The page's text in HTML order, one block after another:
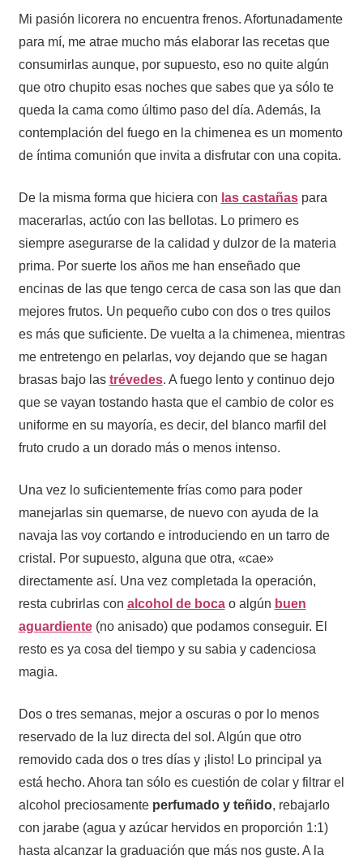
Mi pasión licorera no encuentra frenos. Afortunadamente
para mí, me atrae mucho más elaborar las recetas que
consumirlas aunque, por supuesto, eso no quite algún
que otro chupito esas noches que sabes que ya sólo te
queda la cama como último paso del día. Además, la
contemplación del fuego en la chimenea es un momento
de íntima comunión que invita a disfrutar con una copita.
De la misma forma que hiciera con las castañaspara
macerarlas, actúo con las bellotas. Lo primero es
siempre asegurarse de la calidad y dulzor de la materia
prima. Por suerte los años me han enseñado que
encinas de las que tengo cerca de casa son las que dan
mejores frutos. Un pequeño cubo con dos o tres quilos
es más que suficiente. De vuelta a la chimenea, mientras
me entretengo en pelarlas, voy dejando que se hagan
brasas bajo las trévedes. A fuego lento y continuo dejo
que se vayan tostando hasta que el cambio de color es
uniforme en su mayoría, es decir, del blanco marfil del
fruto crudo a un dorado más o menos intenso.
Una vez lo suficientemente frías como para poder
manejarlas sin quemarse, de nuevo con ayuda de la
navaja las voy cortando e introduciendo en un tarro de
cristal. Por supuesto, alguna que otra, «cae»
directamente así. Una vez completada la operación,
resta cubrirlas con alcohol de bocao algún buen
aguardiente(no anisado) que podamos conseguir. El
resto es ya cosa del tiempo y su sabia y cadenciosa
magia.
Dos o tres semanas, mejor a oscuras o por lo menos
reservado de la luz directa del sol. Algún que otro
removido cada dos o tres días y ¡listo! Lo principal ya
está hecho. Ahora tan sólo es cuestión de colar y filtrar el
alcohol preciosamente perfumado y teñido, rebajarlo
con jarabe (agua y azúcar hervidos en proporción 1:1)
hasta alcanzar la graduación que más nos guste. A la